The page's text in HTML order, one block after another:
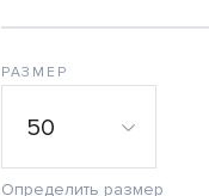
РАЗМЕР
50
Определить размер